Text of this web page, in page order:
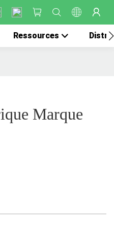
Ressources
Marque